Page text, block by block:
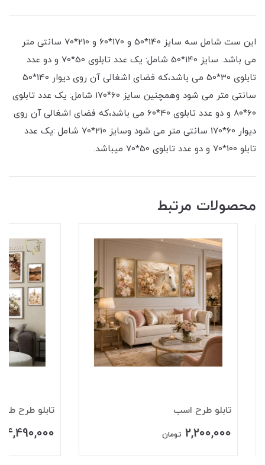
این ست شامل سه سایز 140*50 و 170*60 و 210*70 سانتی متر
می باشد. سایز 140*50 شامل: یک عدد تابلوی 50*70 و دو عدد
تابلوی 30*50 می باشد،که فضای اشغالی آن روی دیوار 140*50
سانتی متر می شود وهمچنین سایز 60*170 شامل: یک عدد تابلوی
60*80 و دو عدد تابلوی 40*60 می باشد،که فضای اشغالی آن روی
دیوار 60*170 سانتی متر می شود وسایز 210*70 شامل :یک عدد
تابلو 100*70 و دو عدد تابلوی 50*70 میباشد.
محصولات مرتبط
تابلو طرح اسب
2,200,000 تومان
تابلو طرح طبیعت
4,490,000 تومان